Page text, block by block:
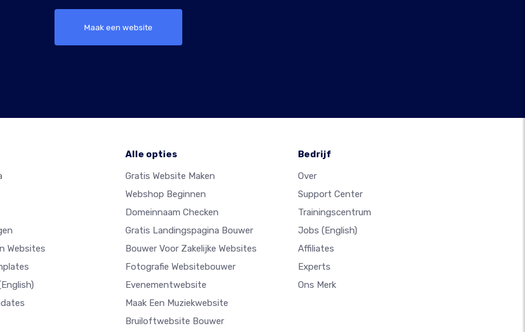
Maak een website
Websites
Alle opties
Gratis Website Maken
Webshop Beginnen
Domeinnaam Checken
Gratis Landingspagina Bouwer
Bouwer Voor Zakelijke Websites
Fotografie Websitebouwer
Evenementwebsite
Maak Een Muziekwebsite
Bruiloftwebsite Bouwer
Bedrijf
Over
Support Center
Trainingscentrum
Jobs (English)
Affiliates
Experts
Ons Merk